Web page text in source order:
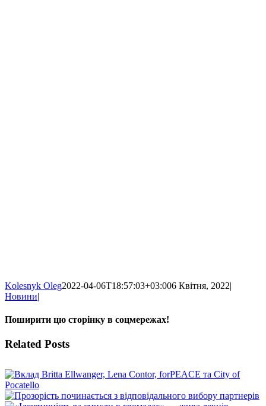
Kolesnyk Oleg2022-04-06T18:57:03+03:006 Квітня, 2022|
Новини|
Поширити цю сторінку в соцмережах!
Facebook
X
WhatsApp
Telegram
Related Posts